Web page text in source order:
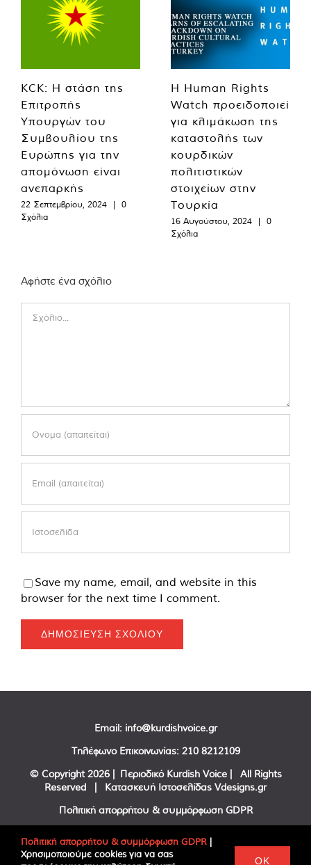
KCK: Η στάση της
Επιτροπής
Υπουργών του
Συμβουλίου της
Ευρώπης για την
απομόνωση είναι
ανεπαρκής
22 Σεπτεμβρίου, 2024 |
0
Σχόλια
Η Human Rights
Watch προειδοποιεί
για κλιμάκωση της
καταστολής των
κουρδικών
πολιτιστικών
στοιχείων στην
Τουρκία
16 Αυγούστου, 2024 |
0
Σχόλια
Αφήστε ένα σχόλιο
Save my name, email, and website in this
browser for the next time I comment.
Email: info@kurdishvoice.gr
Τηλέφωνο Επικοινωνίας: 210 8212109
© Copyright 2026 | Περιοδικό Kurdish Voice | All Rights
Reserved | Κατασκευή Ιστοσελίδας Vdesigns.gr
Πολιτική απορρήτου & συμμόρφωση GDPR
FacebookTwitter
Πολιτική απορρήτου & συμμόρφωση GDPR |
Χρησιμοποιούμε cookies για να σας
OK